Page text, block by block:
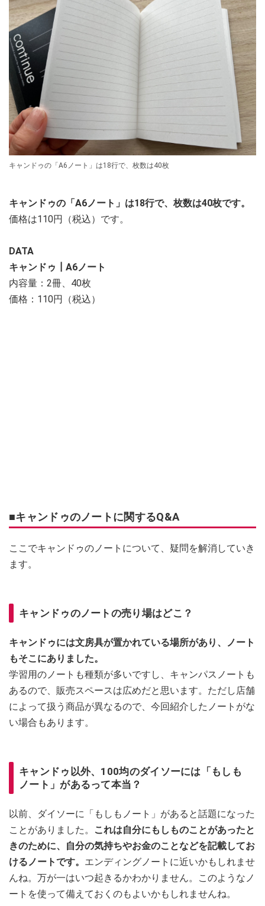
キャンドゥの「A6ノート」は18行で、枚数は40枚
キャンドゥの「A6ノート」は18行で、枚数は40枚です。
価格は110円（税込）です。
DATA
キャンドゥ┃A6ノート
内容量：2冊、40枚
価格：110円（税込）
■キャンドゥのノートに関するQ&A
ここでキャンドゥのノートについて、疑問を解消していき
ます。
キャンドゥのノートの売り場はどこ？
キャンドゥには文房具が置かれている場所があり、ノート
もそこにありました。
学習用のノートも種類が多いですし、キャンパスノートも
あるので、販売スペースは広めだと思います。ただし店舗
によって扱う商品が異なるので、今回紹介したノートがな
い場合もあります。
キャンドゥ以外、100均のダイソーには「もしも
ノート」があるって本当？
以前、ダイソーに「もしもノート」があると話題になった
ことがありました。
これは自分にもしものことがあったと
きのために、自分の気持ちやお金のことなどを記載してお
けるノートです。 エンディングノートに近いかもしれませ
んね。万が一はいつ起きるかわかりません。このようなノ
ートを使って備えておくのもよいかもしれませんね。